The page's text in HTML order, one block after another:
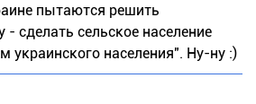
пытаются решить
сделать сельское население
украинского населения". Ну-ну :)